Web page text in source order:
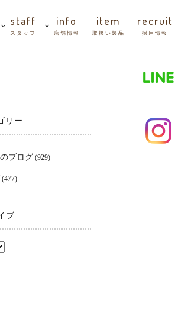
staff
スタッフ
info
店舗情報
item
取扱い製品
recruit
採用情報
リー
ブログ (929)
(477)
ブ